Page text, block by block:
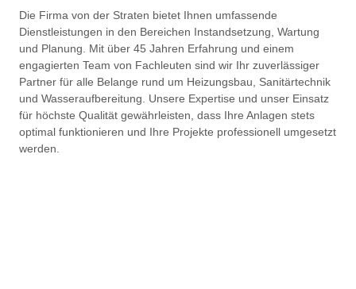
Die Firma von der Straten bietet Ihnen umfassende
Dienstleistungen in den Bereichen Instandsetzung, Wartung
und Planung. Mit über 45 Jahren Erfahrung und einem
engagierten Team von Fachleuten sind wir Ihr zuverlässiger
Partner für alle Belange rund um Heizungsbau, Sanitärtechnik
und Wasseraufbereitung. Unsere Expertise und unser Einsatz
für höchste Qualität gewährleisten, dass Ihre Anlagen stets
optimal funktionieren und Ihre Projekte professionell umgesetzt
werden.